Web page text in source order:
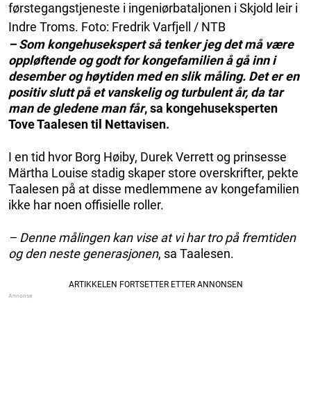
førstegangstjeneste i ingeniørbataljonen i Skjold leir i
Indre Troms. Foto: Fredrik Varfjell / NTB
– Som kongehusekspert så tenker jeg det må være
oppløftende og godt for kongefamilien å gå inn i
desember og høytiden med en slik måling. Det er en
positiv slutt på et vanskelig og turbulent år, da tar
man de gledene man får, sa kongehuseksperten
Tove Taalesen til Nettavisen.
I en tid hvor Borg Høiby, Durek Verrett og prinsesse
Märtha Louise stadig skaper store overskrifter, pekte
Taalesen på at disse medlemmene av kongefamilien
ikke har noen offisielle roller.
– Denne målingen kan vise at vi har tro på fremtiden
og den neste generasjonen, sa Taalesen.